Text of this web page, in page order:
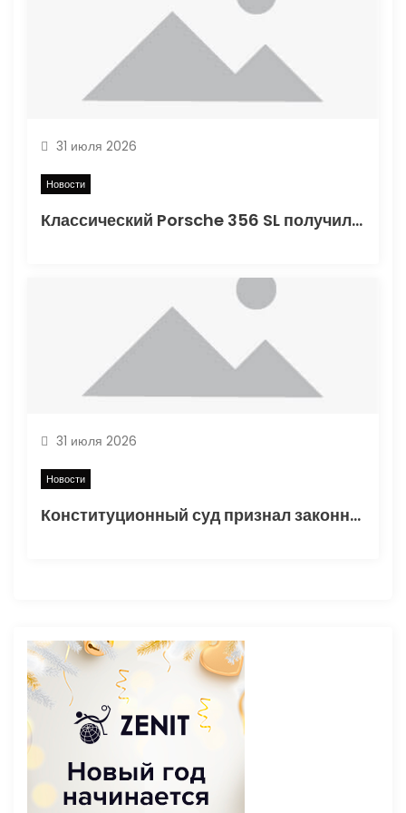
31 июля 2026
Новости
Классический Porsche 356 SL получил вторую жизнь
31 июля 2026
Новости
Конституционный суд признал законным порядок начисления утильсбора при ввозе автомобилей